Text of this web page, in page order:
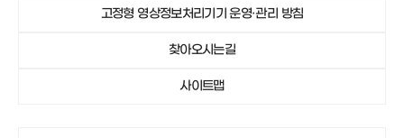
고정형 영상정보처리기기 운영·관리 방침
찾아오시는길
사이트맵